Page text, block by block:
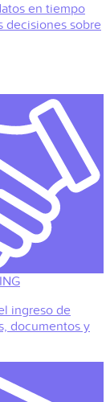
en tiempo
decisiones sobre
ingreso de
documentos y